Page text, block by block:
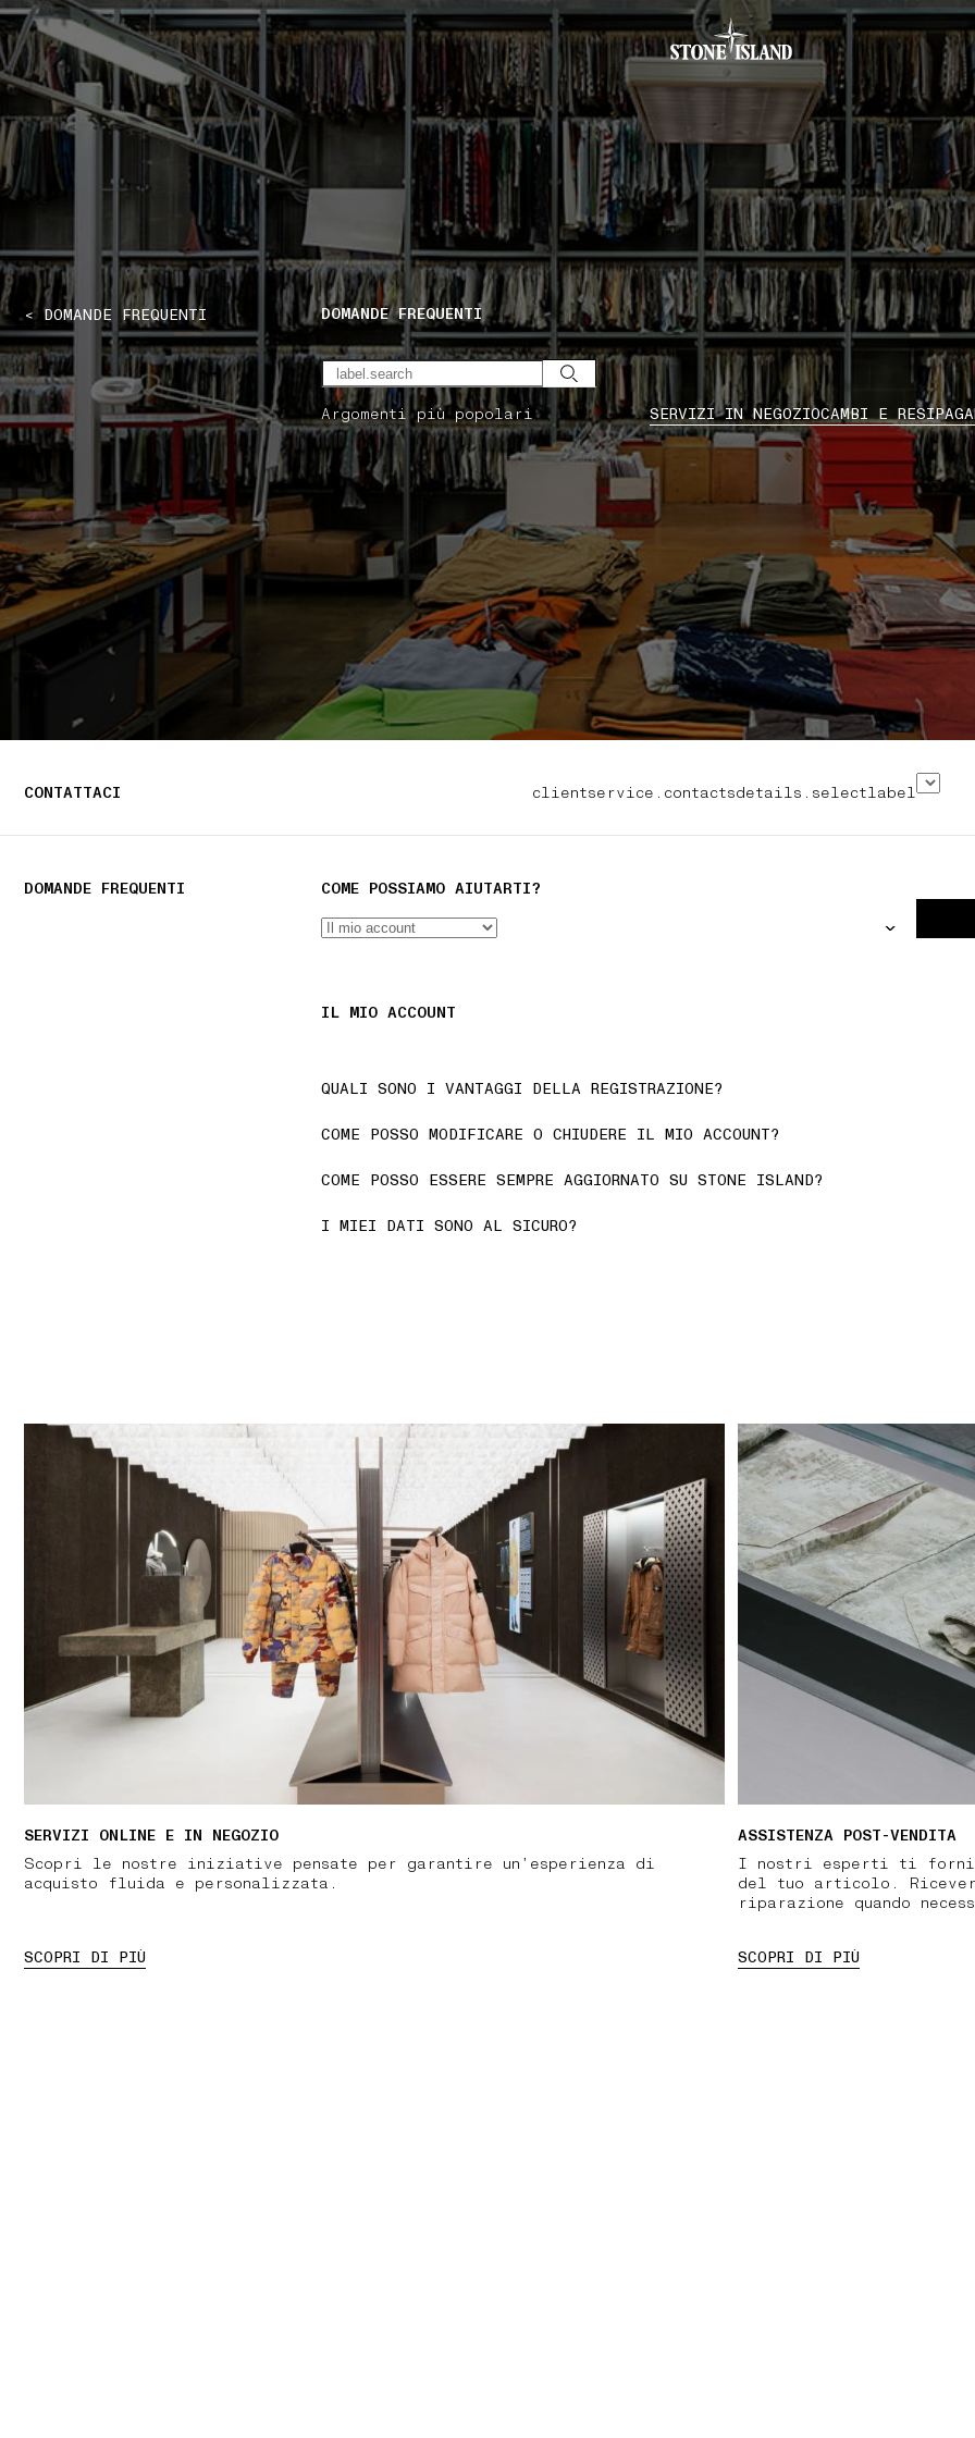
NAVIGATION.ARIA.GOTOMAINCONTENT NAVIGATION.ARIA.GOTOFOOTER
< DOMANDE FREQUENTI DOMANDE FREQUENTI
Argomenti più popolari SERVIZI IN NEGOZIOCAMBI E RESI
CONTATTACI clientservice.contactsdetails.selectlabel
DOMANDE FREQUENTI COME POSSIAMO AIUTARTI?
IL MIO ACCOUNT
QUALI SONO I VANTAGGI DELLA REGISTRAZIONE?
COME POSSO MODIFICARE O CHIUDERE IL MIO ACCOUNT?
COME POSSO ESSERE SEMPRE AGGIORNATO SU STONE ISLAND?
I MIEI DATI SONO AL SICURO?
SERVIZI ONLINE E IN NEGOZIO
Scopri le nostre iniziative pensate per garantire un’esperienza di
acquisto fluida e personalizzata.
SCOPRI DI PIÙ
ASSISTENZA POST-VENDITA
I nostri esperti ti
del tuo articolo.
riparazione quando
SCOPRI DI PIÙ